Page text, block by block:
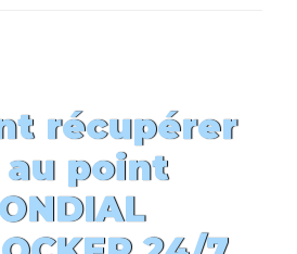
récupérer
point